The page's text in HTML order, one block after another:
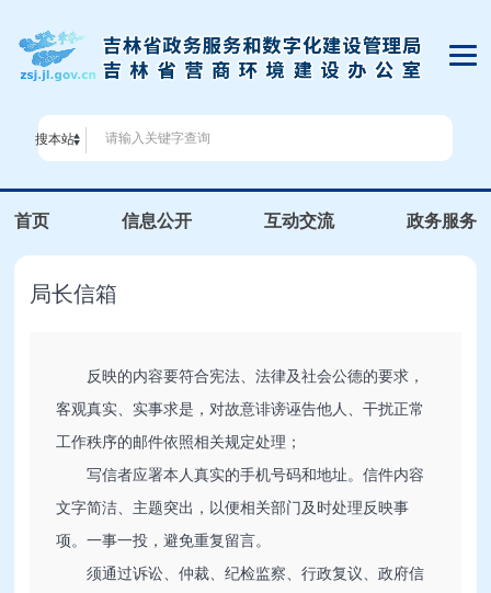
搜本站
首页 信息公开 互动交流 政务服务
局长信箱
反映的内容要符合宪法、法律及社会公德的要求，
客观真实、实事求是，对故意诽谤诬告他人、干扰正常
工作秩序的邮件依照相关规定处理；
写信者应署本人真实的手机号码和地址。信件内容
文字简洁、主题突出，以便相关部门及时处理反映事
项。一事一投，避免重复留言。
须通过诉讼、仲裁、纪检监察、行政复议、政府信